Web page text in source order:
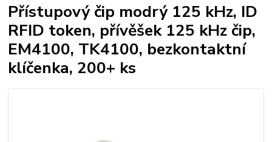
Přístupový čip modrý 125 kHz, ID
RFID token, přívěšek 125 kHz čip,
EM4100, TK4100, bezkontaktní
klíčenka, 200+ ks